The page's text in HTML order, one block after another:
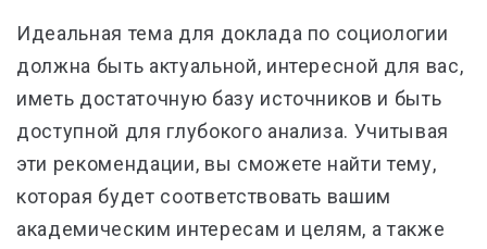
Идеальная тема для доклада по социологии
должна быть актуальной, интересной для вас,
иметь достаточную базу источников и быть
доступной для глубокого анализа. Учитывая
эти рекомендации, вы сможете найти тему,
которая будет соответствовать вашим
академическим интересам и целям, а также